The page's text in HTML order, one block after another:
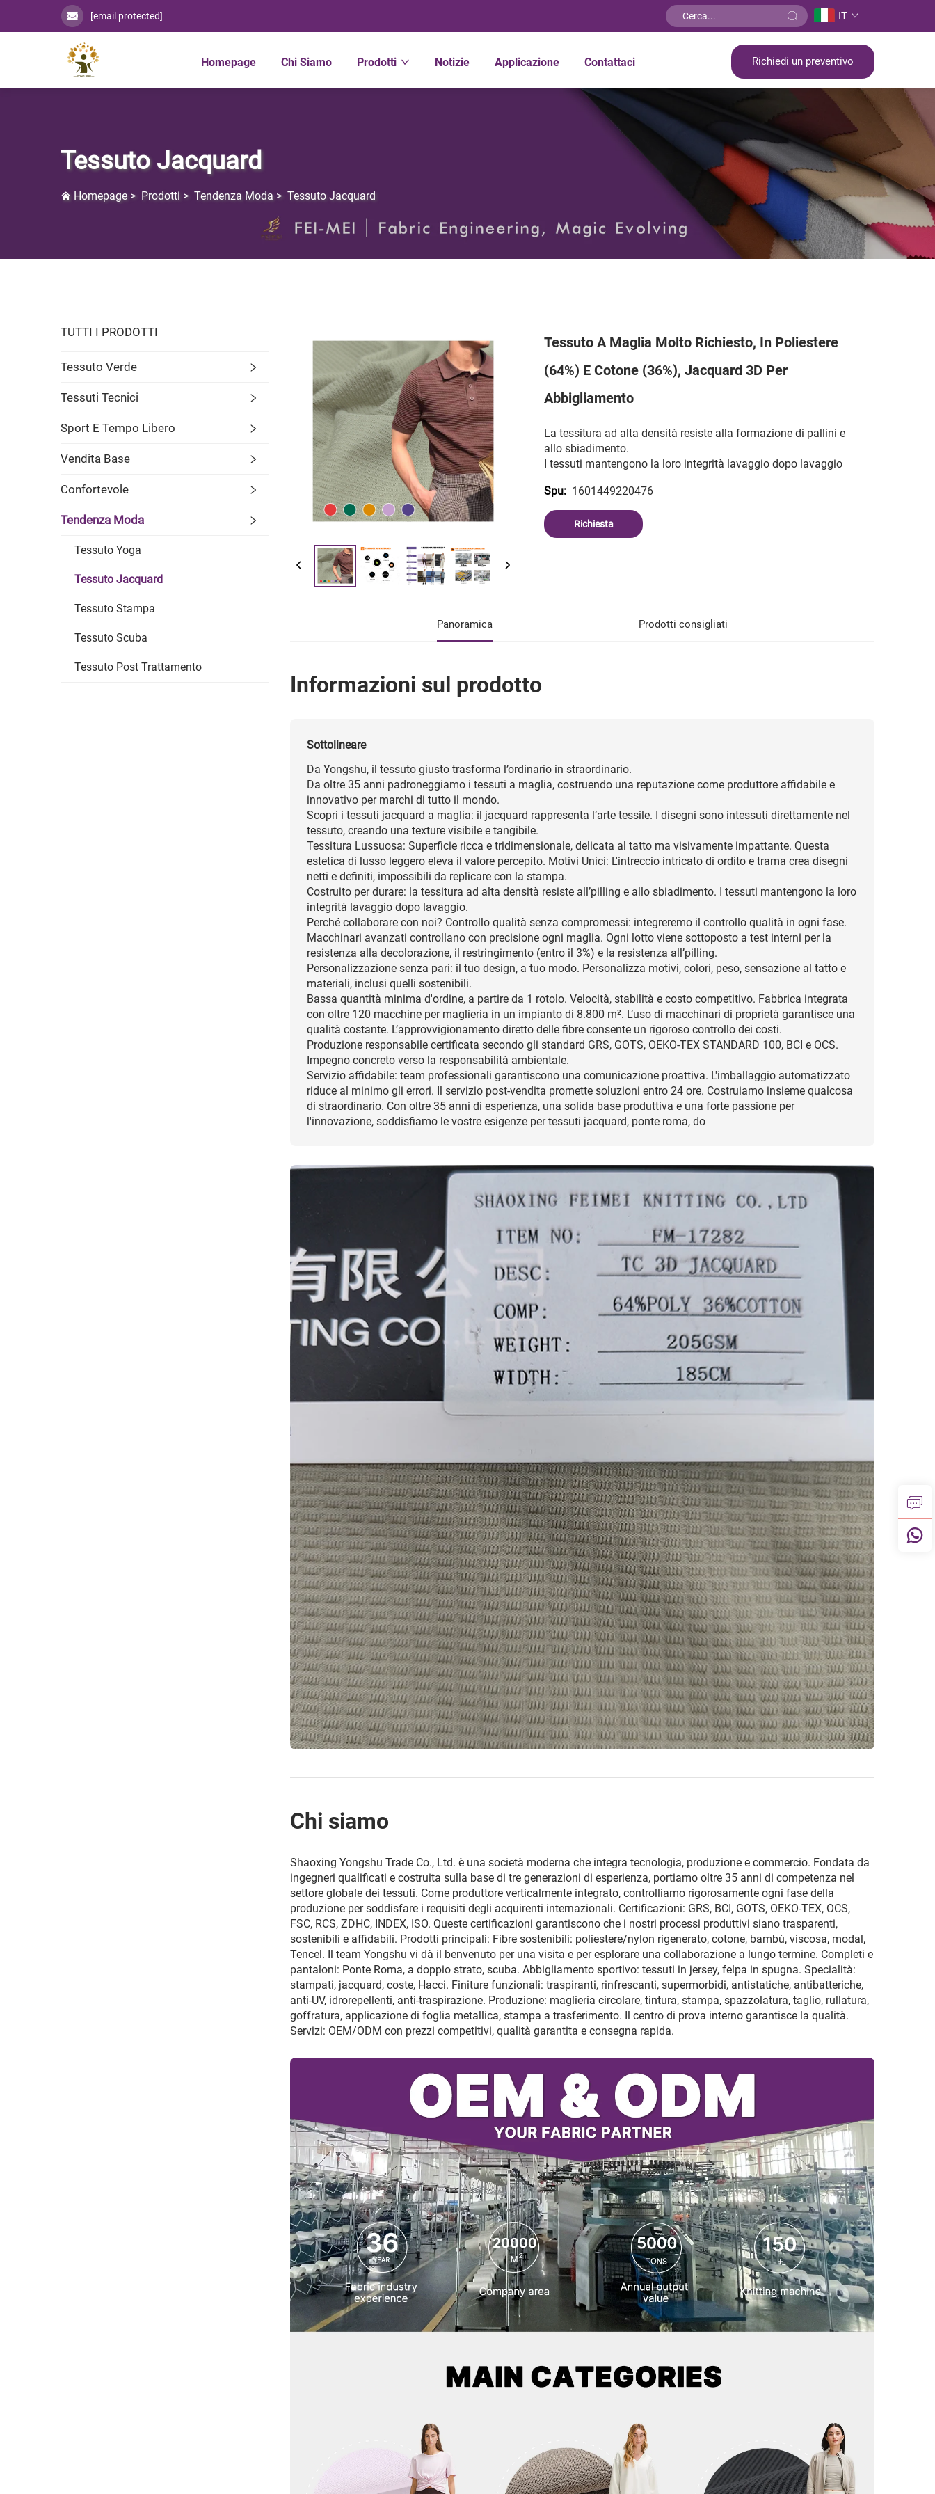
[email protected] IT
Homepage Chi Siamo Prodotti Notizie Applicazione Contattaci Richiedi un preventivo
Tessuto Jacquard
Homepage > Prodotti > Tendenza Moda > Tessuto Jacquard
TUTTI I PRODOTTI
Tessuto Verde
Tessuti Tecnici
Sport E Tempo Libero
Vendita Base
Confortevole
Tendenza Moda
Tessuto Yoga
Tessuto Jacquard
Tessuto Stampa
Tessuto Scuba
Tessuto Post Trattamento
Tessuto A Maglia Molto Richiesto, In Poliestere
(64%) E Cotone (36%), Jacquard 3D Per
Abbigliamento
La tessitura ad alta densità resiste alla formazione di pallini e
allo sbiadimento.
I tessuti mantengono la loro integrità lavaggio dopo lavaggio
Spu: 1601449220476
Richiesta
Panoramica Prodotti consigliati
Informazioni sul prodotto
Sottolineare
Da Yongshu, il tessuto giusto trasforma l’ordinario in straordinario.
Da oltre 35 anni padroneggiamo i tessuti a maglia, costruendo una reputazione come produttore affidabile e
innovativo per marchi di tutto il mondo.
Scopri i tessuti jacquard a maglia: il jacquard rappresenta l’arte tessile. I disegni sono intessuti direttamente nel
tessuto, creando una texture visibile e tangibile.
Tessitura Lussuosa: Superficie ricca e tridimensionale, delicata al tatto ma visivamente impattante. Questa
estetica di lusso leggero eleva il valore percepito. Motivi Unici: L'intreccio intricato di ordito e trama crea disegni
netti e definiti, impossibili da replicare con la stampa.
Costruito per durare: la tessitura ad alta densità resiste all’pilling e allo sbiadimento. I tessuti mantengono la loro
integrità lavaggio dopo lavaggio.
Perché collaborare con noi? Controllo qualità senza compromessi: integreremo il controllo qualità in ogni fase.
Macchinari avanzati controllano con precisione ogni maglia. Ogni lotto viene sottoposto a test interni per la
resistenza alla decolorazione, il restringimento (entro il 3%) e la resistenza all’pilling.
Personalizzazione senza pari: il tuo design, a tuo modo. Personalizza motivi, colori, peso, sensazione al tatto e
materiali, inclusi quelli sostenibili.
Bassa quantità minima d'ordine, a partire da 1 rotolo. Velocità, stabilità e costo competitivo. Fabbrica integrata
con oltre 120 macchine per maglieria in un impianto di 8.800 m². L’uso di macchinari di proprietà garantisce una
qualità costante. L’approvvigionamento diretto delle fibre consente un rigoroso controllo dei costi.
Produzione responsabile certificata secondo gli standard GRS, GOTS, OEKO-TEX STANDARD 100, BCI e OCS.
Impegno concreto verso la responsabilità ambientale.
Servizio affidabile: team professionali garantiscono una comunicazione proattiva. L'imballaggio automatizzato
riduce al minimo gli errori. Il servizio post-vendita promette soluzioni entro 24 ore. Costruiamo insieme qualcosa
di straordinario. Con oltre 35 anni di esperienza, una solida base produttiva e una forte passione per
l'innovazione, soddisfiamo le vostre esigenze per tessuti jacquard, ponte roma, do
Chi siamo
Shaoxing Yongshu Trade Co., Ltd. è una società moderna che integra tecnologia, produzione e commercio. Fondata da
ingegneri qualificati e costruita sulla base di tre generazioni di esperienza, portiamo oltre 35 anni di competenza nel
settore globale dei tessuti. Come produttore verticalmente integrato, controlliamo rigorosamente ogni fase della
produzione per soddisfare i requisiti degli acquirenti internazionali. Certificazioni: GRS, BCI, GOTS, OEKO-TEX, OCS,
FSC, RCS, ZDHC, INDEX, ISO. Queste certificazioni garantiscono che i nostri processi produttivi siano trasparenti,
sostenibili e affidabili. Prodotti principali: Fibre sostenibili: poliestere/nylon rigenerato, cotone, bambù, viscosa, modal,
Tencel. Il team Yongshu vi dà il benvenuto per una visita e per esplorare una collaborazione a lungo termine. Completi e
pantaloni: Ponte Roma, a doppio strato, scuba. Abbigliamento sportivo: tessuti in jersey, felpa in spugna. Specialità:
stampati, jacquard, coste, Hacci. Finiture funzionali: traspiranti, rinfrescanti, supermorbidi, antistatiche, antibatteriche,
anti-UV, idrorepellenti, anti-traspirazione. Produzione: maglieria circolare, tintura, stampa, spazzolatura, taglio, rullatura,
goffratura, applicazione di foglia metallica, stampa a trasferimento. Il centro di prova interno garantisce la qualità.
Servizi: OEM/ODM con prezzi competitivi, qualità garantita e consegna rapida.